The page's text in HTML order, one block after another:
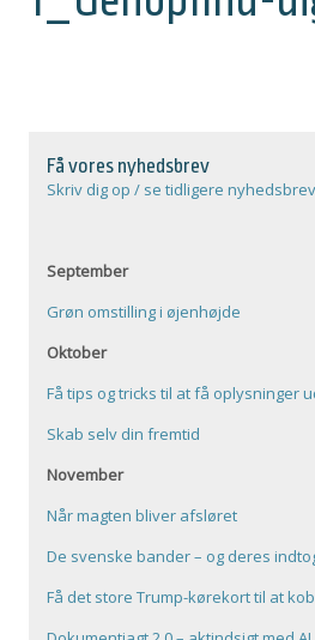
Få vores nyhedsbrev
Skriv dig op / se tidligere
September
Grøn omstilling i øjenhøjde
Oktober
Få tips og tricks til at få oplysninger
Skab selv din fremtid
November
Når magten bliver afsløret
De svenske bander – og deres
Få det store Trump-kørekort til at